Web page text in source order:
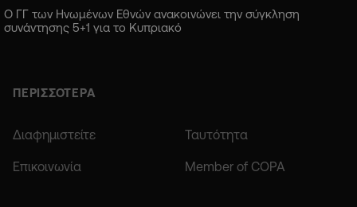
Ο ΓΓ των Ηνωμένων Εθνών ανακοινώνει την σύγκληση
συνάντησης 5+1 για το Κυπριακό
ΠΕΡΙΣΣΟΤΕΡΑ
Διαφημιστείτε Ταυτότητα
Επικοινωνία Member of COPA